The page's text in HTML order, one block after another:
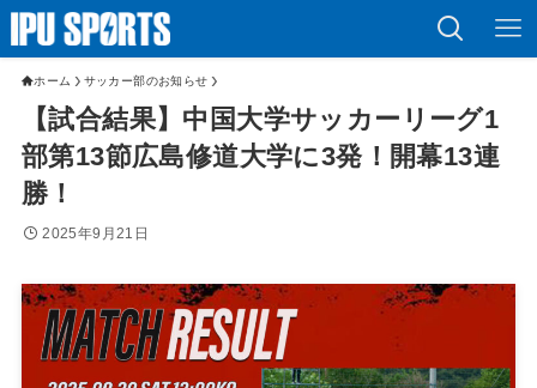
ホーム サッカー部のお知らせ
【試合結果】中国大学サッカーリーグ1
部第13節広島修道大学に3発！開幕13連
勝！
2025年9月21日